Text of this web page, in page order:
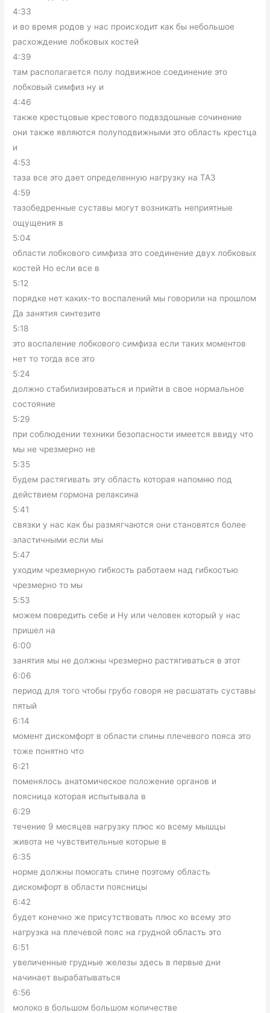
4:33
и во время родов у нас происходит как бы небольшое
расхождение лобковых костей
4:39
там располагается полу подвижное соединение это
лобковый симфиз ну и
4:46
также крестцовые крестового подвздошные сочинение
они также являются полуподвижными это область крестца
и
4:53
таза все это дает определенную нагрузку на ТАЗ
4:59
тазобедренные суставы могут возникать неприятные
ощущения в
5:04
области лобкового симфиза это соединение двух лобковых
костей Но если все в
5:12
порядке нет каких-то воспалений мы говорили на прошлом
Да занятия синтезите
5:18
это воспаление лобкового симфиза если таких моментов
нет то тогда все это
5:24
должно стабилизироваться и прийти в свое нормальное
состояние
5:29
при соблюдении техники безопасности имеется ввиду что
мы не чрезмерно не
5:35
будем растягивать эту область которая напомню под
действием гормона релаксина
5:41
связки у нас как бы размягчаются они становятся более
эластичными если мы
5:47
уходим чрезмерную гибкость работаем над гибкостью
чрезмерно то мы
5:53
можем повредить себе и Ну или человек который у нас
пришел на
6:00
занятия мы не должны чрезмерно растягиваться в этот
6:06
период для того чтобы грубо говоря не расшатать суставы
пятый
6:14
момент дискомфорт в области спины плечевого пояса это
тоже понятно что
6:21
поменялось анатомическое положение органов и
поясница которая испытывала в
6:29
течение 9 месяцев нагрузку плюс ко всему мышцы
живота не чувствительные которые в
6:35
норме должны помогать спине поэтому область
дискомфорт в области поясницы
6:42
будет конечно же присутствовать плюс ко всему это
нагрузка на плечевой пояс на грудной область это
6:51
увеличенные грудные железы здесь в первые дни
начинает вырабатываться
6:56
молоко в большом большом количестве